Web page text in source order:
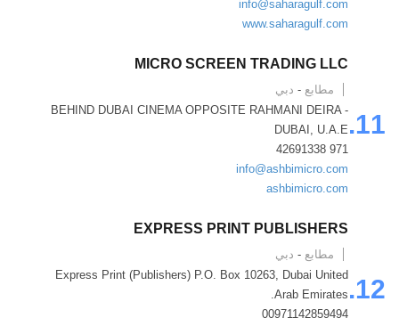
info@saharagulf.com
www.saharagulf.com
11.
MICRO SCREEN TRADING LLC
مطابع - دبي
BEHIND DUBAI CINEMA OPPOSITE RAHMANI DEIRA -
DUBAI, U.A.E
971 42691338
info@ashbimicro.com
ashbimicro.com
12.
EXPRESS PRINT PUBLISHERS
مطابع - دبي
Express Print (Publishers) P.O. Box 10263, Dubai United
Arab Emirates.
00971142859494